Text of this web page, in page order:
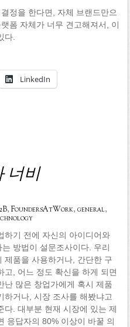
정을 한다면, 자체 브랜드만으
폼 자체가 너무 견고해져서, 이
다.
LinkedIn
너비
, FoundersAtWork, general,
하기 전에 자신의 아이디어와
방법이 설문조사이다. 우리
제품을 사용하거나, 간단한 구
고, 어느 정도 확신을 하게 되면
난 많은 창업가에게 혹시 제품
하거나, 시장 조사를 해봤냐고
다. 대부분 현재 시장에 있는 제
응답자의 80% 이상이 바꿀 의